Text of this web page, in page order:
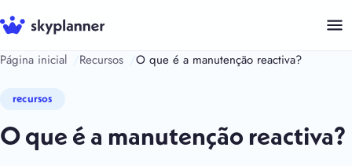
Saltar
para
o
Página inicial Recursos O que é a manutenção reactiva?
recursos
O que é a manutenção reactiva?